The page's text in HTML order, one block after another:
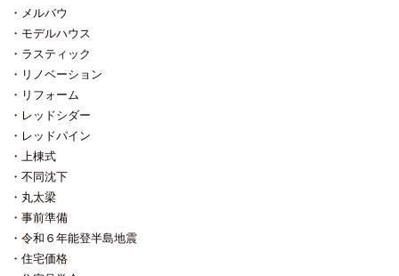
メルバウ
モデルハウス
ラスティック
リノベーション
リフォーム
レッドシダー
レッドパイン
上棟式
不同沈下
丸太梁
事前準備
令和６年能登半島地震
住宅価格